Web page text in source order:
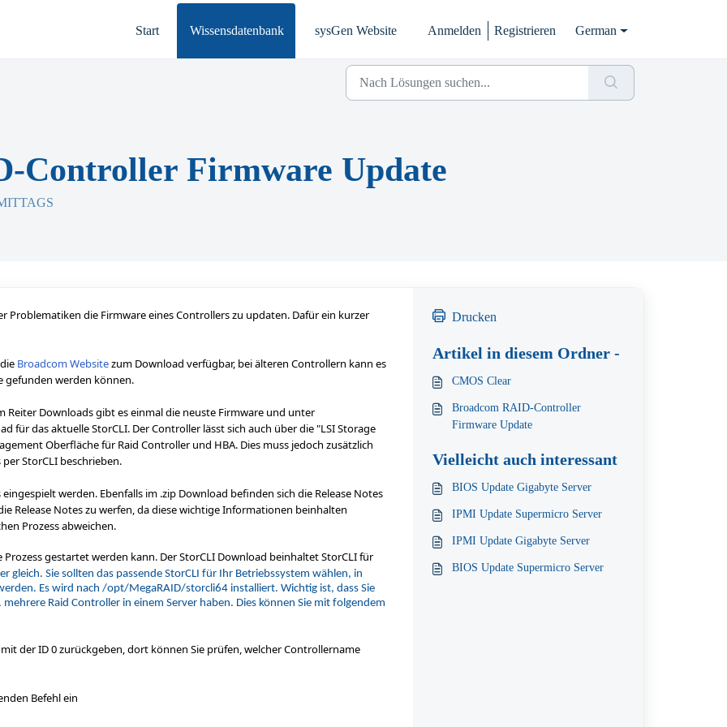
Start Wissensdatenbank sysGen Website Anmelden Registrieren German
Controller Firmware Update
Problematiken die Firmware eines Controllers zu updaten. Dafür ein kurzer
Broadcom Websitezum Download verfügbar, bei älteren Controllern kann es
gefunden werden können.
Reiter Downloads gibt es einmal die neuste Firmware und unter
für das aktuelle StorCLI. Der Controller lässt sich auch über die "LSI Storage
Oberfläche für Raid Controller und HBA. Dies muss jedoch zusätzlich
StorCLI beschrieben.
werden. Ebenfalls im .zip Download befinden sich die Release Notes
Release Notes zu werfen, da diesewichtige Informationen beinhalten
Prozess abweichen.
gestartet werden kann. Der StorCLI Download beinhaltet StorCLI für
gleich. Sie sollten das passende StorCLI für Ihr Betriebssystem wählen, in
Es wird nach /opt/MegaRAID/storcli64 installiert. Wichtig ist, dass Sie
Raid Controller in einem Server haben. Dies können Sie mit folgendem
der ID 0 zurückgeben, dort können Sie prüfen, welcher Controllername
Befehl ein
Drucken
Artikel in diesem Ordner -
CMOS Clear
Broadcom RAID-Controller
Firmware Update
Vielleicht auch interessant
BIOS Update Gigabyte Server
IPMI Update Supermicro Server
IPMI Update Gigabyte Server
BIOS Update Supermicro Server